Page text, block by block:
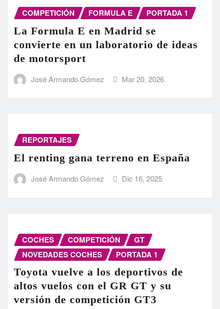
COMPETICIÓN FORMULA E PORTADA 1
La Formula E en Madrid se
convierte en un laboratorio de ideas
de motorsport
José Armando Gómez Mar 20, 2026
REPORTAJES
El renting gana terreno en España
José Armando Gómez Dic 16, 2025
COCHES COMPETICIÓN
GT
NOVEDADES COCHES
PORTADA 1
Toyota vuelve a los deportivos de
altos vuelos con el GR GT y su
versión de competición GT3